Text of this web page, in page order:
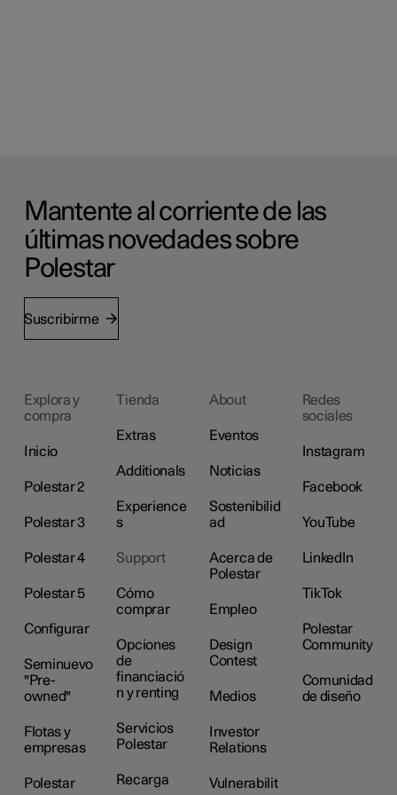
Mantente al corriente de las
últimas novedades sobre
Polestar
Suscribirme
Explora y
compra
Inicio
Polestar 2
Polestar 3
Polestar 4
Polestar 5
Configurar
Seminuevo
"Pre-
owned"
Flotas y
empresas
Polestar
Tienda
Extras
Additionals
Experience
s
Support
Cómo
comprar
Opciones
de
financiació
n y renting
Servicios
Polestar
Recarga
About
Eventos
Noticias
Sostenibilid
ad
Acerca de
Polestar
Empleo
Design
Contest
Medios
Investor
Relations
Vulnerabilit
Redes
sociales
Instagram
Facebook
YouTube
LinkedIn
TikTok
Polestar
Community
Comunidad
de diseño